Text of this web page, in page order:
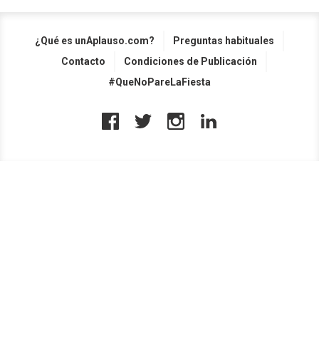
¿Qué es unAplauso.com?
Preguntas habituales
Contacto
Condiciones de Publicación
#QueNoPareLaFiesta